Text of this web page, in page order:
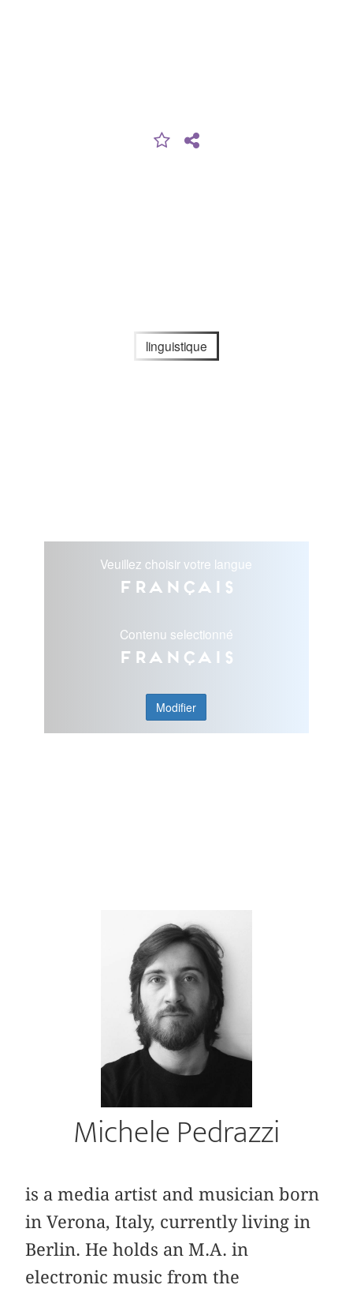
linguistique
Veuillez choisir votre langue
Français
Contenu selectionné
Français
Modifier
Michele Pedrazzi
is a media artist and musician born
in Verona, Italy, currently living in
Berlin. He holds an M.A. in
electronic music from the